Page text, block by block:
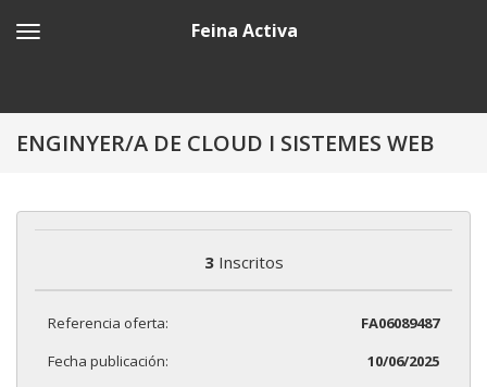
Feina Activa
ENGINYER/A DE CLOUD I SISTEMES WEB
3Inscritos
Referencia oferta:
FA06089487
Fecha publicación:
10/06/2025